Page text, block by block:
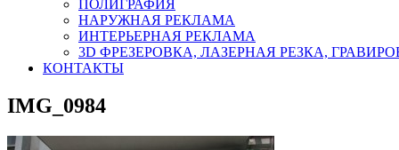
ПОЛИГРАФИЯ
НАРУЖНАЯ РЕКЛАМА
ИНТЕРЬЕРНАЯ РЕКЛАМА
3D ФРЕЗЕРОВКА, ЛАЗЕРНАЯ РЕЗКА,
КОНТАКТЫ
IMG_0984